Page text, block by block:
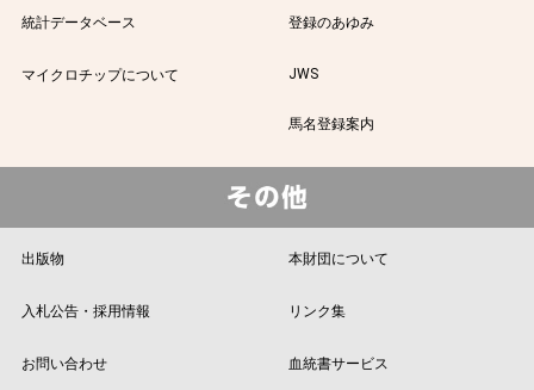
統計データベース 登録のあゆみ
マイクロチップについて JWS
馬名登録案内
出版物 本財団について
入札公告・採用情報 リンク集
お問い合わせ 血統書サービス